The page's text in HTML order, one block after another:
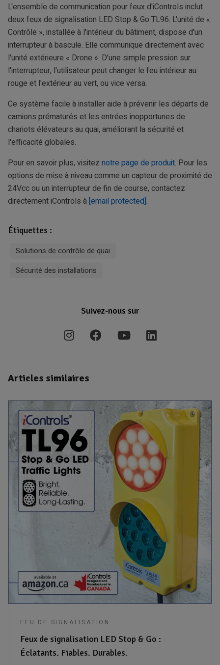
L'ensemble de communication pour feux d'iControls inclut
deux feux de signalisation LED Stop & Go TL96. L'unité de «
Contrôle », installée à l'intérieur du bâtiment, dispose d'un
interrupteur à bascule. Elle communique directement avec
l'unité extérieure « Drone ». D'une simple pression sur
l'interrupteur, l'utilisateur peut changer le feu intérieur au
rouge et l'extérieur au vert, ou vice versa.
Ce système facile à installer aide à prévenir les départs de
camions prématurés et les entrées inopportunes de
chariots élévateurs au quai, améliorant la sécurité et
l'efficacité globales.
Pour en savoir plus, visitez notre page de produit. Pour les
options de mise à niveau comme un capteur de proximité de
24Vcc ou un interrupteur de fin de course, contactez
directement iControls à [email protected].
Étiquettes :
Solutions de contrôle de quai
Sécurité des installations
Suivez-nous sur
Articles similaires
FEU DE SIGNALISATION
Feux de signalisation LED Stop & Go :
Éclatants. Fiables. Durables.